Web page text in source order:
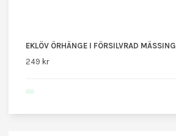
EKLÖV ÖRHÄNGE I FÖRSILVRAD MÄSSING
249 kr